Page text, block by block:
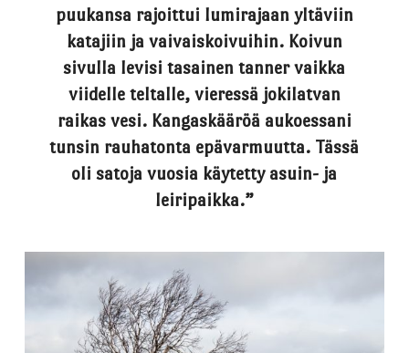
puukansa rajoittui lumirajaan yltäviin
katajiin ja vaivaiskoivuihin. Koivun
sivulla levisi tasainen tanner vaikka
viidelle teltalle, vieressä jokilatvan
raikas vesi. Kangaskääröä aukoessani
tunsin rauhatonta epävarmuutta. Tässä
oli satoja vuosia käytetty asuin- ja
leiripaikka.”